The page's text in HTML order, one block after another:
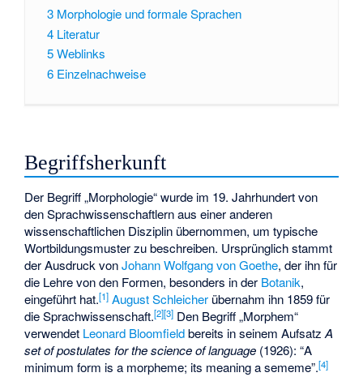
3 Morphologie und formale Sprachen
4 Literatur
5Weblinks
6 Einzelnachweise
Begriffsherkunft
Der Begriff „Morphologie“ wurde im 19. Jahrhundert von
den Sprachwissenschaftlern aus einer anderen
wissenschaftlichen Disziplin übernommen, um typische
Wortbildungsmuster zu beschreiben. Ursprünglich stammt
der Ausdruck vonJohann Wolfgang von Goethe, der ihn für
die Lehre von den Formen, besonders in der Botanik,
eingeführt hat.[1] August Schleicher übernahm ihn 1859 für
die Sprachwissenschaft.[2][3] Den Begriff „Morphem“
verwendet Leonard Bloomfieldbereits in seinem AufsatzA
set of postulates for the science of language (1926): “A
minimum form is a morpheme; its meaning a sememe”.[4]